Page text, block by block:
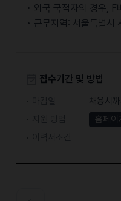
• 외국 국적자의 경우, F
• 근무지역: 서울특별시
접수기간 및 방법
채용시까
홈페이